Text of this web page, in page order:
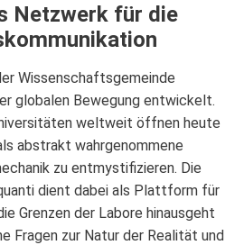
Netzwerk für die
Wissenschaftsgemeinde
globalen Bewegung entwickelt.
weltweit öffnen heute
abstrakt wahrgenommene
zu entmystifizieren. Die
dient dabei als Plattform für
Grenzen der Labore hinausgeht
Fragen zur Natur der Realität und